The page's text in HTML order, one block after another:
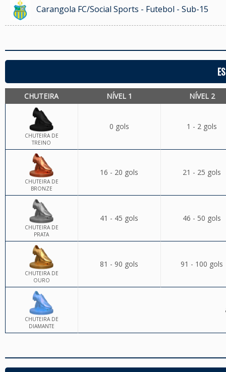
Carangola FC/Social Sports - Futebol - Sub-15
CHUTEIRA NÍVEL 1 NÍVEL 2
CHUTEIRA DE
TREINO
0 gols 1 - 2 gols
CHUTEIRA DE
BRONZE
16 - 20 gols 21 - 25 gols
CHUTEIRA DE
PRATA
41 - 45 gols 46 - 50 gols
CHUTEIRA DE
OURO
81 - 90 gols 91 - 100 gols
CHUTEIRA DE
DIAMANTE